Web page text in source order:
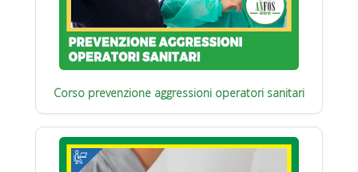
Corso prevenzione aggressioni operatori sanitari